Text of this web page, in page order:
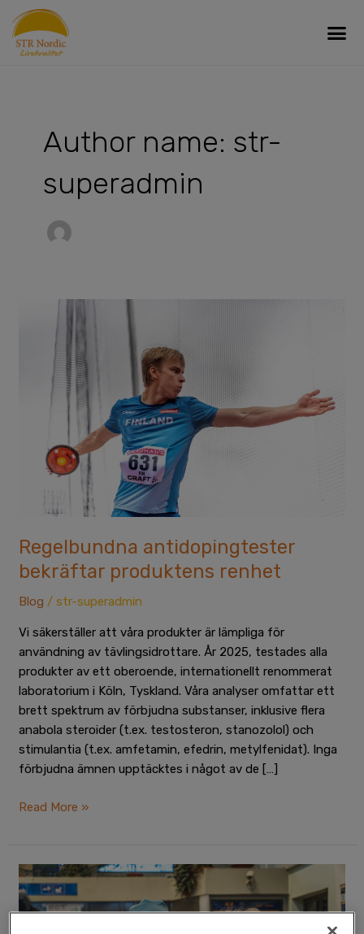
content
Author name: str-
superadmin
Regelbundna antidopingtester
bekräftar produktens renhet
Blog /str-superadmin
Vi säkerställer att våra produkter är lämpliga för
användning av tävlingsidrottare. År 2025, testades alla
produkter av ett oberoende, internationellt renommerat
laboratorium i Köln, Tyskland. Våra analyser omfattar ett
brett spektrum av förbjudna substanser, inklusive flera
anabola steroider (t.ex. testosteron, stanozolol) och
stimulantia (t.ex. amfetamin, efedrin, metylfenidat). Inga
förbjudna ämnen upptäcktes i något av de […]
Regelbundna
antidopingtester
bekräftar
produktens
Read More »
Fida
sträcker
ut